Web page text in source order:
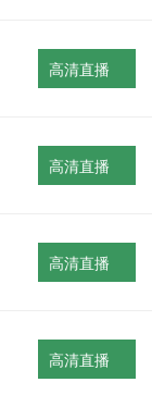
高清直播
高清直播
高清直播
高清直播